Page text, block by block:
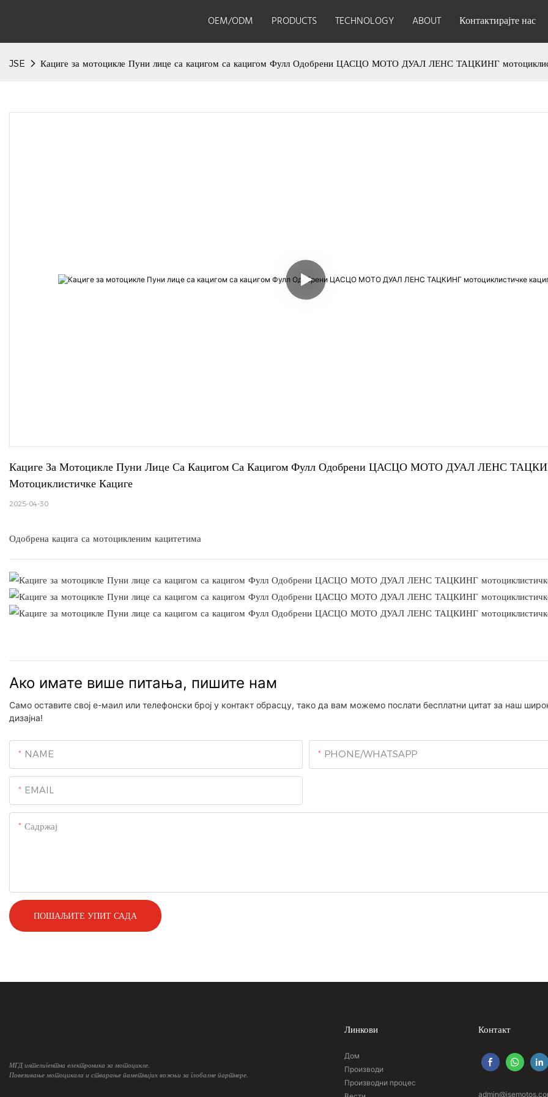
OEM/ODM PRODUCTS TECHNOLOGY ABOUT Контактирајте нас
JSE Кациге за мотоцикле Пуни лице са кацигом са кацигом Фулл Одобрени ЦАСЦО МОТО ДУАЛ ЛЕНС ТАЦКИНГ
Кациге За Мотоцикле Пуни Лице Са Кацигом Са Кацигом Фулл Одобрени ЦАСЦО МОТО ДУАЛ ЛЕНС
Мотоциклистичке Кациге
2025-04-30
Одобрена кацига са мотоцикленим кацитетима
Ако имате више питања, пишите нам
Само оставите свој е-маил или телефонски број у контакт обрасцу, тако да вам можемо послати бесплатни цитат за наш
дизајна!
NAME PHONE/WHATSAPP
EMAIL
Садржај
ПОШАЉИТЕ УПИТ САДА
МГД интелигентна електроника за мотоцикле.
Повезивање мотоцикала и стварање паметнијих вожњи за глобалне партнере.
Линкови
Дом
Производи
Производни процес
Контакт